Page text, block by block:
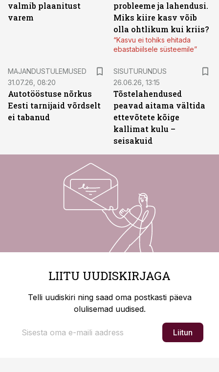
valmib plaanitust
varem
probleeme ja lahendusi.
Miks kiire kasv võib
olla ohtlikum kui kriis?
“Kasvu ei tohiks ehitada
ebastabiilsele süsteemile”
MAJANDUSTULEMUSED
31.07.26, 08:20
Autotööstuse nõrkus
Eesti tarnijaid võrdselt
ei tabanud
SISUTURUNDUS
26.06.26, 13:15
Tõstelahendused
peavad aitama vältida
ettevõtete kõige
kallimat kulu –
seisakuid
LIITU UUDISKIRJAGA
Telli uudiskiri ning saad oma postkasti päeva
olulisemad uudised.
Liitun